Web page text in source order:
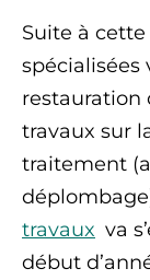
Suite à
spécialisées
restauration
travaux sur
traitement
travaux va
début